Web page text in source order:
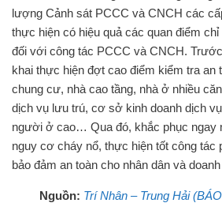
lượng Cảnh sát PCCC và CNCH các
thực hiện có hiệu quả các quan điểm
đối với công tác PCCC và CNCH.
khai thực hiện đợt cao điểm kiểm tra an
chung cư, nhà cao tầng, nhà ở nhiều
dịch vụ lưu trú, cơ sở kinh doanh dịch
người ở cao… Qua đó, khắc phục ngay
nguy cơ cháy nổ, thực hiện tốt công tác
bảo đảm an toàn cho nhân dân và
Nguồn: Trí Nhân – Trung Hải